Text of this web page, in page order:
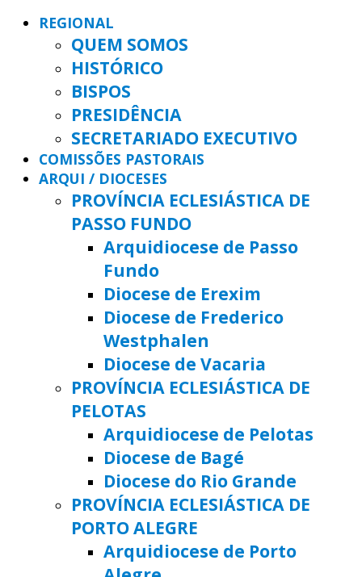
REGIONAL
QUEM SOMOS
HISTÓRICO
BISPOS
PRESIDÊNCIA
SECRETARIADO EXECUTIVO
COMISSÕES PASTORAIS
ARQUI / DIOCESES
PROVÍNCIA ECLESIÁSTICA DE
PASSO FUNDO
Arquidiocese de Passo
Fundo
Diocese de Erexim
Diocese de Frederico
Westphalen
Diocese de Vacaria
PROVÍNCIA ECLESIÁSTICA DE
PELOTAS
Arquidiocese de Pelotas
Diocese de Bagé
Diocese do Rio Grande
PROVÍNCIA ECLESIÁSTICA DE
PORTO ALEGRE
Arquidiocese de Porto